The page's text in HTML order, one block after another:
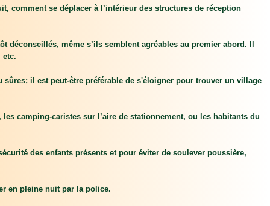
comment se déplacer à l’intérieur des structures de réception
déconseillés, même s’ils semblent agréables au premier abord. Il
etc.
il est peut-être préférable de s'éloigner pour trouver un village
camping-caristes sur l’aire de stationnement, ou les habitants du
des enfants présents et pour éviter de soulever poussière,
en pleine nuit par la police.